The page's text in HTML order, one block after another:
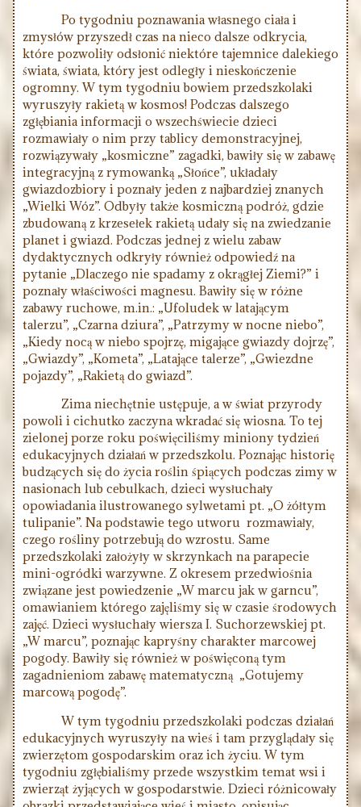
Po tygodniu poznawania własnego ciała i
zmysłów przyszedł czas na nieco dalsze odkrycia,
które pozwoliły odsłonić niektóre tajemnice dalekiego
świata, świata, który jest odległy i nieskończenie
ogromny. W tym tygodniu bowiem przedszkolaki
wyruszyły rakietą w kosmos! Podczas dalszego
zgłębiania informacji o wszechświecie dzieci
rozmawiały o nim przy tablicy demonstracyjnej,
rozwiązywały „kosmiczne” zagadki, bawiły się w zabawę
integracyjną z rymowanką „Słońce”, układały
gwiazdozbiory i poznały jeden z najbardziej znanych
„Wielki Wóz”. Odbyły także kosmiczną podróż, gdzie
zbudowaną z krzesełek rakietą udały się na zwiedzanie
planet i gwiazd. Podczas jednej z wielu zabaw
dydaktycznych odkryły również odpowiedź na
pytanie „Dlaczego nie spadamy z okrągłej Ziemi?” i
poznały właściwości magnesu. Bawiły się w różne
zabawy ruchowe, m.in.: „Ufoludek w latającym
talerzu”, „Czarna dziura”, „Patrzymy w nocne niebo”,
„Kiedy nocą w niebo spojrzę, migające gwiazdy dojrzę”,
„Gwiazdy”, „Kometa”, „Latające talerze”, „Gwiezdne
pojazdy”, „Rakietą do gwiazd”.
Zima niechętnie ustępuje, a w świat przyrody
powoli i cichutko zaczyna wkradać się wiosna. To tej
zielonej porze roku poświęciliśmy miniony tydzień
edukacyjnych działań w przedszkolu. Poznając historię
budzących się do życia roślin śpiących podczas zimy w
nasionach lub cebulkach, dzieci wysłuchały
opowiadania ilustrowanego sylwetami pt. „O żółtym
tulipanie”. Na podstawie tego utworu rozmawiały,
czego rośliny potrzebują do wzrostu. Same
przedszkolaki założyły w skrzynkach na parapecie
mini-ogródki warzywne. Z okresem przedwiośnia
związane jest powiedzenie „W marcu jak w garncu”,
omawianiem którego zajęliśmy się w czasie środowych
zajęć. Dzieci wysłuchały wiersza I. Suchorzewskiej pt.
„W marcu”, poznając kapryśny charakter marcowej
pogody. Bawiły się również w poświęconą tym
zagadnieniom zabawę matematyczną „Gotujemy
marcową pogodę”.
W tym tygodniu przedszkolaki podczas działań
edukacyjnych wyruszyły na wieś i tam przyglądały się
zwierzętom gospodarskim oraz ich życiu. W tym
tygodniu zgłębialiśmy przede wszystkim temat wsi i
zwierząt żyjących w gospodarstwie. Dzieci różnicowały